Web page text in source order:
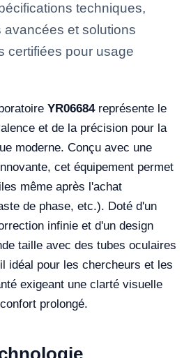
techniques,
avancées et solutions
certifiées pour usage
YR06684représente le
et de la précision pour la
moderne. Conçu avec une
cet équipement permet
même après l'achat
de phase, etc.). Doté d'un
infinie et d'un design
taille avec des tubes oculaires
idéal pour les chercheurs et les
exigeant une clarté visuelle
prolongé.